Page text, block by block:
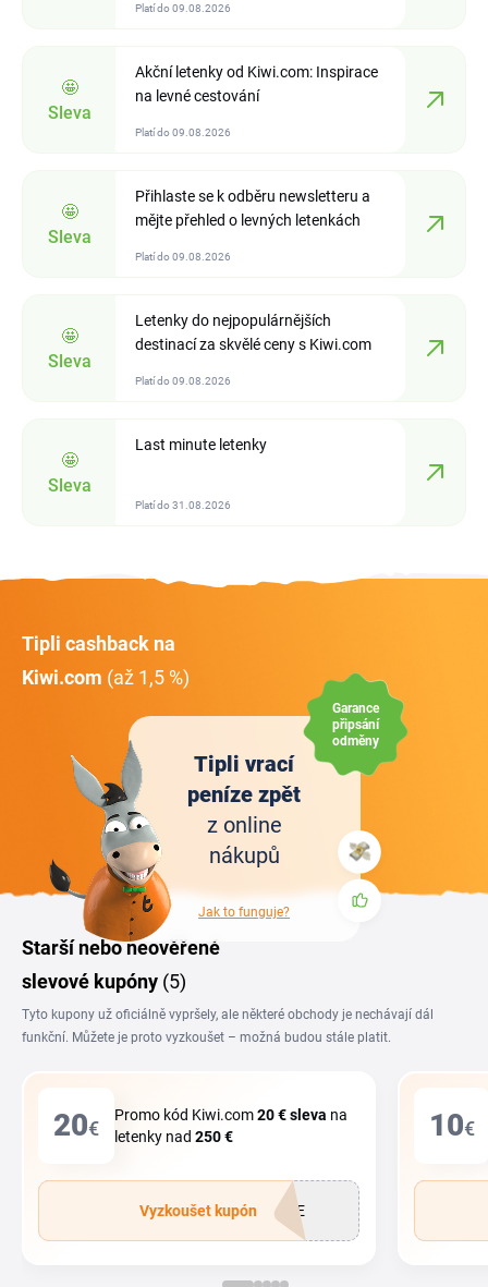
Platí do 09.08.2026
🤩
Sleva
Akční letenky od Kiwi.com: Inspirace
na levné cestování
Platí do 09.08.2026
🤩
Sleva
Přihlaste se k odběru newsletteru a
mějte přehled o levných letenkách
Platí do 09.08.2026
🤩
Sleva
Letenky do nejpopulárnějších
destinací za skvělé ceny s Kiwi.com
Platí do 09.08.2026
🤩
Sleva
Last minute letenky
Platí do 31.08.2026
Tipli cashback na
Kiwi.com (až 1,5 %)
Tipli vrací
peníze zpět
z online
nákupů
Jak to funguje?
Garance
připsání
odměny
Starší nebo neověřené
slevové kupóny (5)
Tyto kupony už oficiálně vypršely, ale některé obchody je nechávají dál
funkční. Můžete je proto vyzkoušet – možná budou stále platit.
20€
Promo kód Kiwi.com20 €sleva na
letenky nad 250 €
SDE
Vyzkoušet kupón
10€